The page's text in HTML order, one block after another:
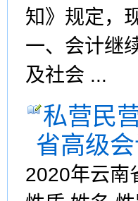
知》规定，
一、会计继
及社会 ...
私营民
省高级
2020年云南